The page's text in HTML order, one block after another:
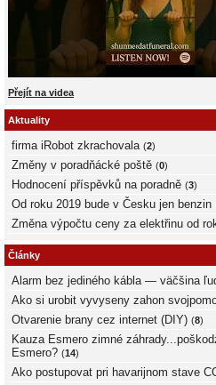
Přejít na videa
Aktuality
firma iRobot zkrachovala (2)
Změny v poradňácké poště (0)
Hodnocení příspěvků na poradně (3)
Od roku 2019 bude v Česku jen
Změna výpočtu ceny za elektřinu od
Články
Alarm bez jediného kábla — väčšina
Ako si urobit vyvyseny zahon
Otvarenie brany cez internet (DIY) (8)
Kauza Esmero zimné
Esmero? (14)
Ako postupovat pri havarijnom stave